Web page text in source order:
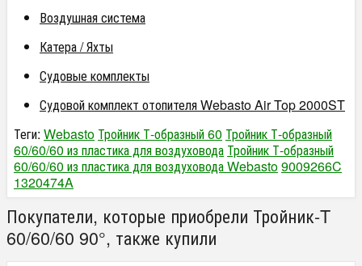
Воздушная система
Катера / Яхты
Судовые комплекты
Судовой комплект отопителя Webasto Air Top 2000ST
Теги: Webasto Тройник Т-образный 60 Тройник Т-образный
60/60/60 из пластика для воздуховода Тройник Т-образный
60/60/60 из пластика для воздуховода Webasto9009266C
1320474A
Покупатели, которые приобрели Тройник-T
60/60/60 90°, также купили